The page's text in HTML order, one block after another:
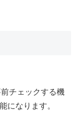
チェックする機
になります。